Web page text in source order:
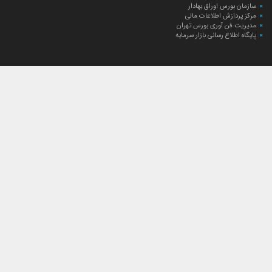
سازمان بورس اوراق بهادار
مرکز پردازش اطلاعات مالی
مدیریت فن آوری بورس تهران
پایگاه اطلاع رسانی بازار سرمایه
ارتباط با صندوق